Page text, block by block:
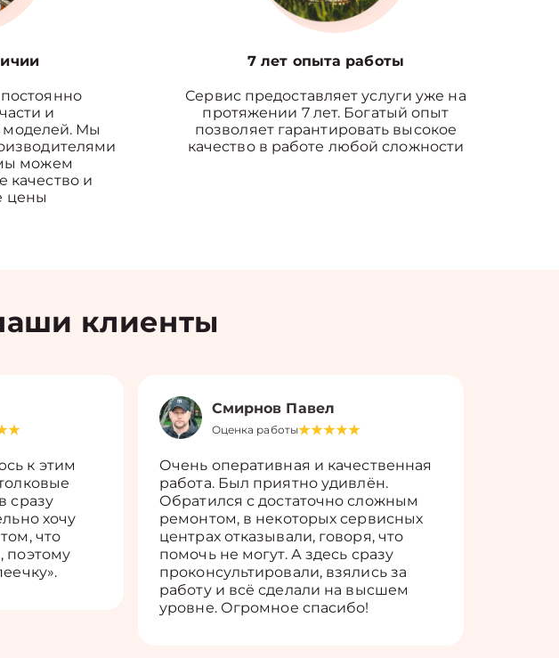
и
Мы
можем
качество и
цены
7 лет опыта работы
Сервис предоставляет услуги уже на
протяжении 7 лет. Богатый опыт
позволяет гарантировать высокое
качество в работе любой сложности
клиенты
к этим
сразу
хочу
что
поэтому
Смирнов Павел
Оценка работы
Очень оперативная и качественная
работа. Был приятно удивлён.
Обратился с достаточно сложным
ремонтом, в некоторых сервисных
центрах отказывали, говоря, что
помочь не могут. А здесь сразу
проконсультировали, взялись за
работу и всё сделали на высшем
уровне. Огромное спасибо!